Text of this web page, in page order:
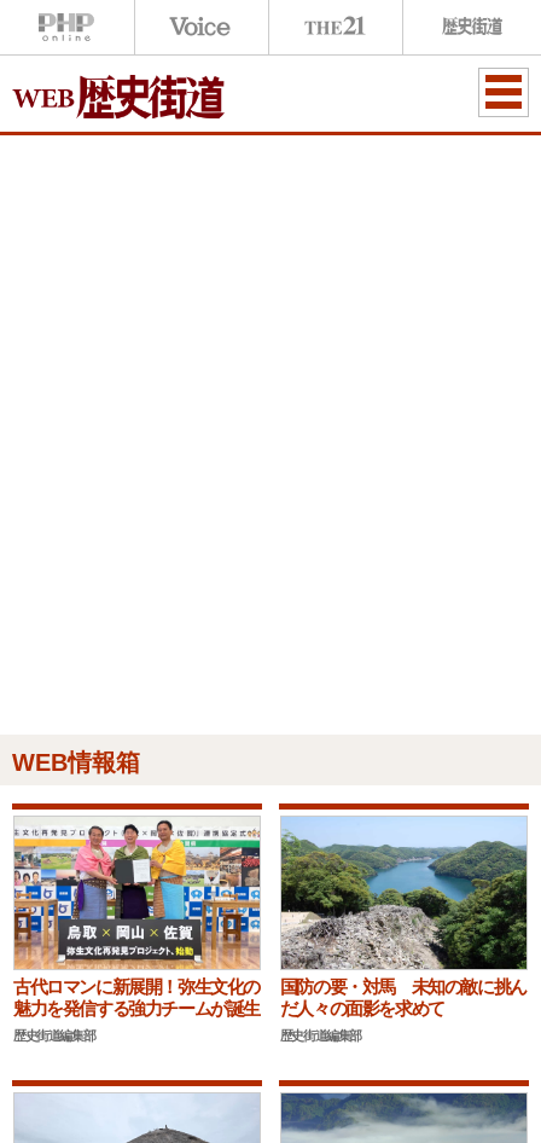
WEB情報箱
古代ロマンに新展開！弥生文化の
魅力を発信する強力チームが誕生
歴史街道編集部
国防の要・対馬 未知の敵に挑ん
だ人々の面影を求めて
歴史街道編集部